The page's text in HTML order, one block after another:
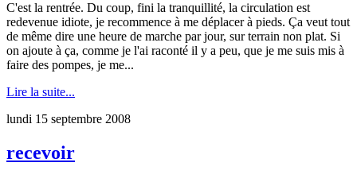
C'est la rentrée. Du coup, fini la tranquillité, la circulation est
redevenue idiote, je recommence à me déplacer à pieds. Ça veut tout
de même dire une heure de marche par jour, sur terrain non plat. Si
on ajoute à ça, comme je l'ai raconté il y a peu, que je me suis mis à
faire des pompes, je me...
Lire la suite...
lundi 15 septembre 2008
recevoir